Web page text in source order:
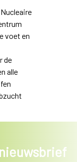
voet en
de
alle